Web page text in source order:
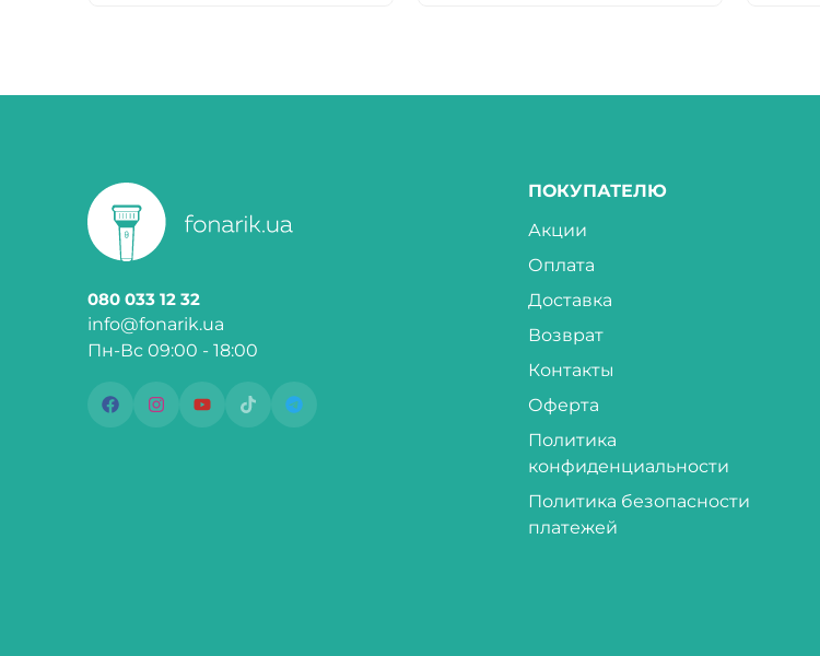
080 033 12 32
info@fonarik.ua
Пн-Вс 09:00 - 18:00
ПОКУПАТЕЛЮ
Акции
Оплата
Доставка
Возврат
Контакты
Оферта
Политика
конфиденциальности
Политика безопасности
платежей